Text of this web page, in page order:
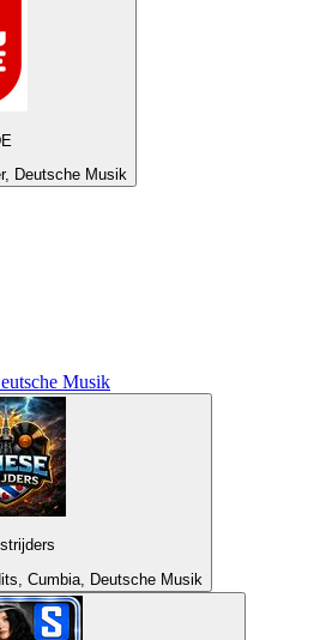
Deutsche Musik
Musik
Cumbia, Deutsche Musik